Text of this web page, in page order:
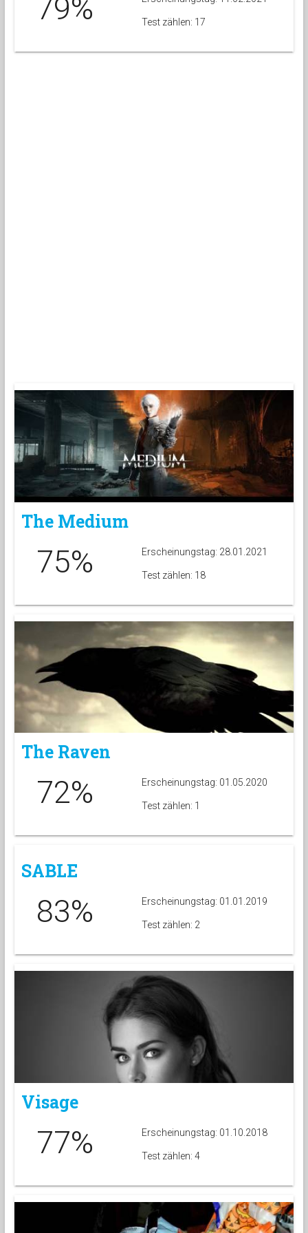
79% Test zählen: 17
The Medium
75% Erscheinungstag: 28.01.2021
Test zählen: 18
The Raven
72% Erscheinungstag: 01.05.2020
Test zählen: 1
SABLE
83% Erscheinungstag: 01.01.2019
Test zählen: 2
Visage
77% Erscheinungstag: 01.10.2018
Test zählen: 4